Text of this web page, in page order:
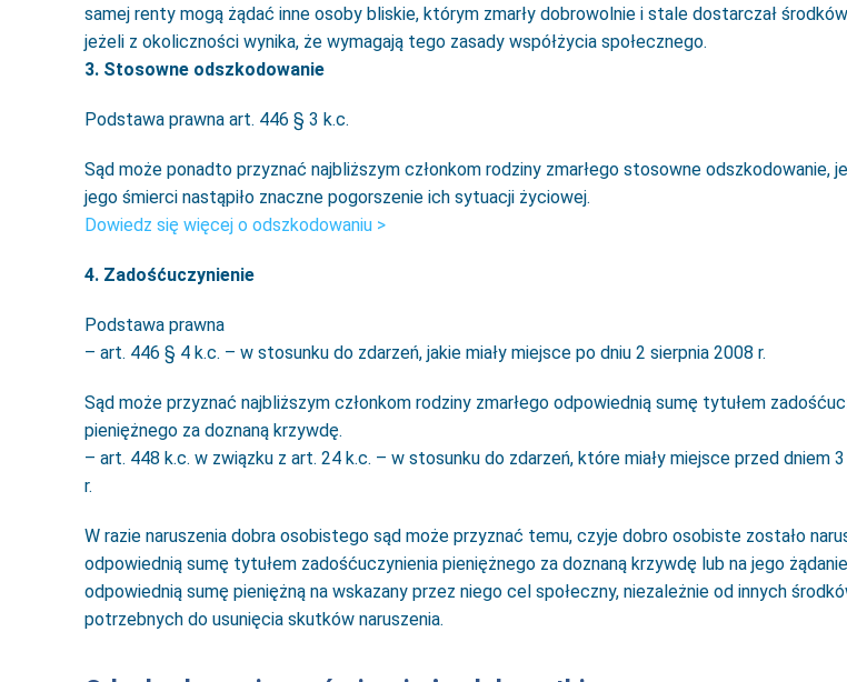
samej renty mogą żądać inne osoby bliskie, którym zmarły dobrowolnie i stale dostarczał
jeżeli z okoliczności wynika, że wymagają tego zasady współżycia społecznego.
3. Stosowne odszkodowanie
Podstawa prawna art. 446 § 3 k.c.
Sąd może ponadto przyznać najbliższym członkom rodziny zmarłego stosowne odszkodowanie,
jego śmierci nastąpiło znaczne pogorszenie ich sytuacji życiowej.
Dowiedz się więcej o odszkodowaniu >
4. Zadośćuczynienie
Podstawa prawna
– art. 446 § 4 k.c. – w stosunku do zdarzeń, jakie miały miejsce po dniu 2 sierpnia 2008 r.
Sąd może przyznać najbliższym członkom rodziny zmarłego odpowiednią sumę tytułem
pieniężnego za doznaną krzywdę.
– art. 448 k.c. w związku z art. 24 k.c. – w stosunku do zdarzeń, które miały miejsce przed dniem
r.
W razie naruszenia dobra osobistego sąd może przyznać temu, czyje dobro osobiste zostało
odpowiednią sumę tytułem zadośćuczynienia pieniężnego za doznaną krzywdę lub na jego
odpowiednią sumę pieniężną na wskazany przez niego cel społeczny, niezależnie od innych
potrzebnych do usunięcia skutków naruszenia.